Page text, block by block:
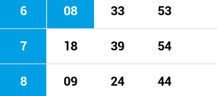
6 08 33 53
7 18 39 54
8 09 24 44